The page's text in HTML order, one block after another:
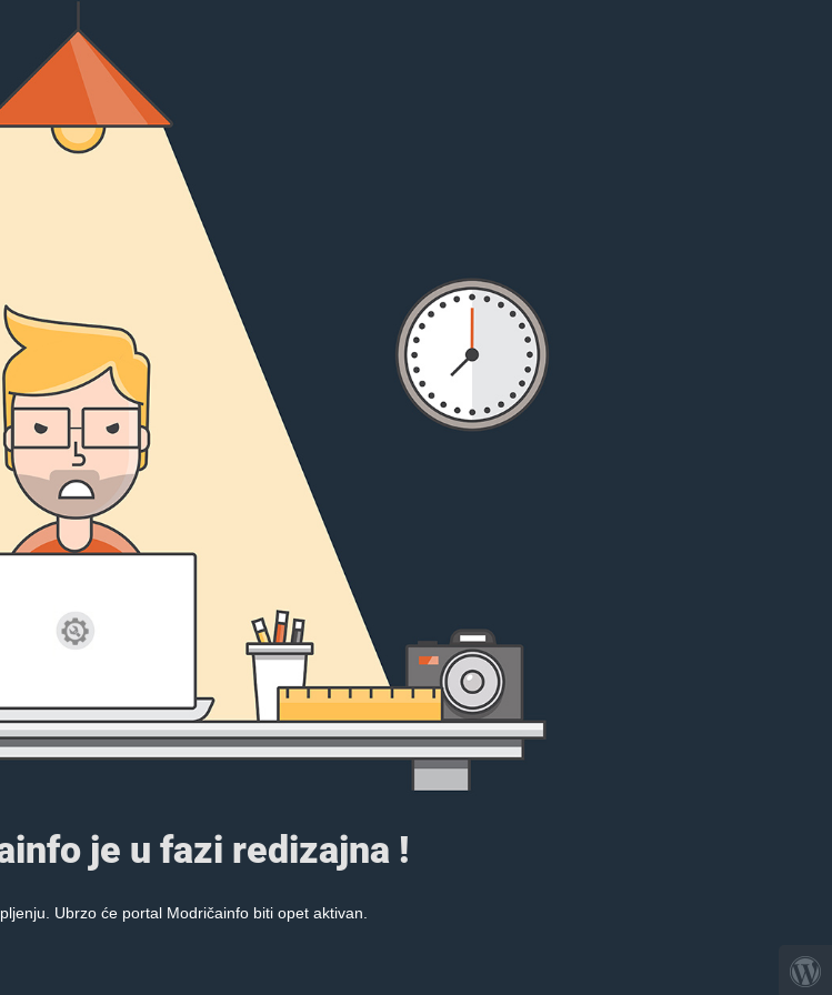
je u fazi redizajna !
Ubrzo će portal Modričainfo biti opet aktivan.